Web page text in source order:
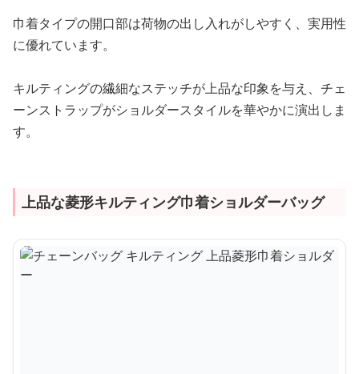
巾着タイプの開口部は荷物の出し入れがしやすく、実用性
に優れています。
キルティングの繊細なステッチが上品な印象を与え、チェ
ーンストラップがショルダースタイルを華やかに演出しま
す。
上品な菱形キルティング巾着ショルダーバッグ